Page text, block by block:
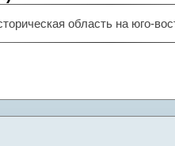
область на юго-